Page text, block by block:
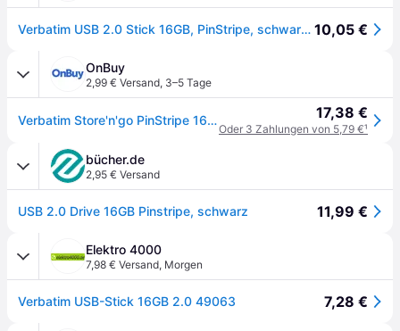
Verbatim USB 2.0 Stick 16GB, PinStripe, schwarz (R) 8MB/s, (W) 2.5MB/s, Retail-Blister 10,05 €
OnBuy
2,99 € Versand, 3–5 Tage
Verbatim Store'n'go PinStripe 16Go USB2.0 17,38 €
Oder 3 Zahlungen von 5,79 €¹
bücher.de
2,95 € Versand
USB 2.0 Drive 16GB Pinstripe, schwarz 11,99 €
Elektro 4000
7,98 € Versand, Morgen
Verbatim USB-Stick 16GB 2.0 49063 7,28 €